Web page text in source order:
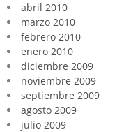
abril 2010
marzo 2010
febrero 2010
enero 2010
diciembre 2009
noviembre 2009
septiembre 2009
agosto 2009
julio 2009